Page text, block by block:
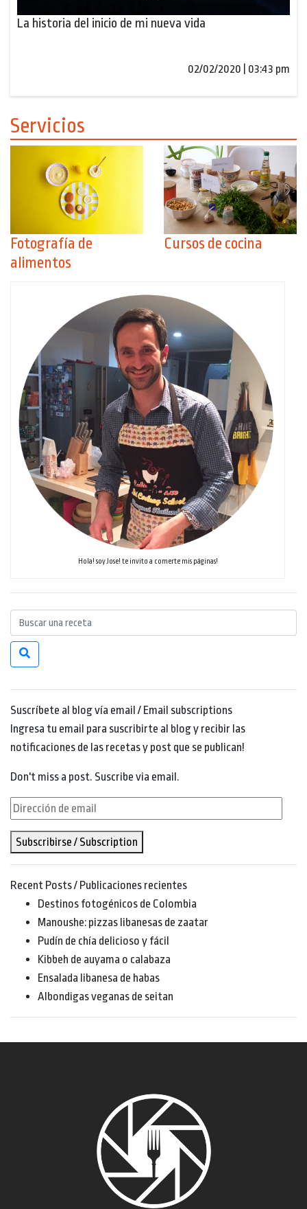
La historia del inicio de mi nueva vida
02/02/2020 | 03:43 pm
Servicios
Fotografía de
alimentos
Cursos de cocina
Hola! soy Jose! te invito a comerte mis páginas!
Suscríbete al blog vía email / Email subscriptions
Ingresa tu email para suscribirte al blog y recibir las
notificaciones de las recetas y post que se publican!
Don't miss a post. Suscribe via email.
Dirección
email
Subscribirse / Subscription
Recent Posts / Publicaciones recientes
Destinos fotogénicos de Colombia
Manoushe: pizzas libanesas de zaatar
Pudín de chía delicioso y fácil
Kibbeh de auyama o calabaza
Ensalada libanesa de habas
Albondigas veganas de seitan